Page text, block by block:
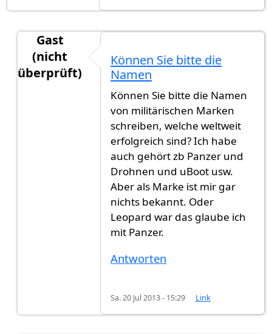
Gast
(nicht
überprüft)
Deutsche militärische Marken
Können Sie bitte die
Namen
Können Sie bitte die Namen
von militärischen Marken
schreiben, welche weltweit
erfolgreich sind? Ich habe
auch gehört zb Panzer und
Drohnen und uBoot usw.
Aber als Marke ist mir gar
nichts bekannt. Oder
Leopard war das glaube ich
mit Panzer.
Antworten
Sa. 20 Jul 2013 - 15:29 Link